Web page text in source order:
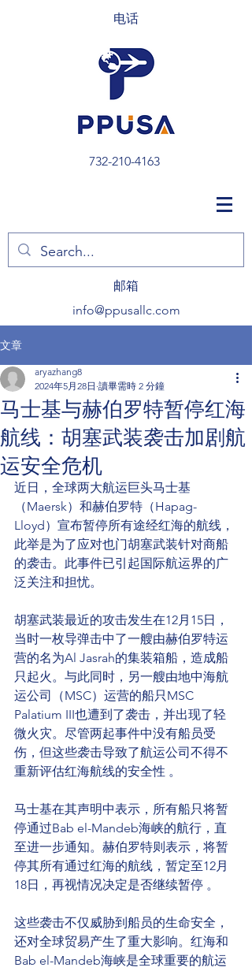
电话
732-210-4163
​邮箱
info@ppusallc.com
文章
马士基与赫伯罗特暂停红海
航线：胡塞武装袭击加剧航
运安全危机
aryazhang8
2024年5月28日 讀畢需時 2 分鐘
近日，全球两大航运巨头马士基
（Maersk）和赫伯罗特（Hapag-
Lloyd）宣布暂停所有途经红海的航线，
此举是为了应对也门胡塞武装针对商船
的袭击。此事件已引起国际航运界的广
泛关注和担忧。
胡塞武装最近的攻击发生在12月15日，
当时一枚导弹击中了一艘由赫伯罗特运
营的名为Al Jasrah的集装箱船，造成船
只起火。与此同时，另一艘由地中海航
运公司（MSC）运营的船只MSC
Palatium III也遭到了袭击，并出现了轻
微火灾。尽管两起事件中没有船员受
伤，但这些袭击导致了航运公司不得不
重新评估红海航线的安全性​ ​。
马士基在其声明中表示，所有船只将暂
停通过Bab el-Mandeb海峡的航行，直
至进一步通知。赫伯罗特则表示，将暂
停其所有通过红海的航线，暂定至12月
18日，再视情况决定是否继续暂停​ ​。
这些袭击不仅威胁到船员的生命安全，
还对全球贸易产生了重大影响。红海和
Bab el-Mandeb海峡是全球重要的航运